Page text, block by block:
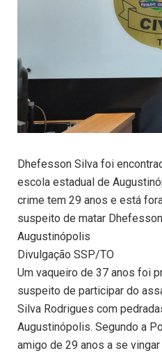
Dhefesson Silva foi
escola estadual de
crime tem 29 anos e está
suspeito de matar
Augustinópolis
Divulgação SSP/TO
Um vaqueiro de 37 anos foi
suspeito de participar do
Silva Rodrigues com
Augustinópolis. Segundo a
amigo de 29 anos a se vingar